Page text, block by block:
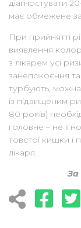
діагностувати
має обмежене
При прийнятті
виявлення
з лікарем усі
занепокоєння
турбують, можна
із підвищеним
80 років)
головне – не
товстої кишки
лікаря.
За